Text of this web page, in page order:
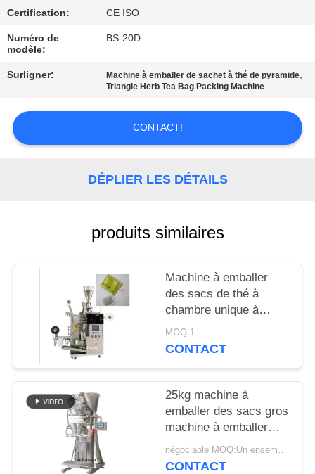
CONTRÔLE
DE
QUALITÉ
NOUS
NOUVELLES
PLAN
PRIVACY
POLICY
Certification: CE ISO
Numéro de
modèle:
BS-20D
Surligner: Machine à emballer de sachet à thé de pyramide,
Triangle Herb Tea Bag Packing Machine
CONTACT!
DÉPLIER LES DÉTAILS
produits similaires
Machine à emballer
des sacs de thé à
chambre unique à
poudre automatique
MOQ:1
CONTACT
25kg machine à
emballer des sacs gros
machine à emballer
des épices en poudre
pour la fabrication de
négociable MOQ:Un ensemble
CONTACT